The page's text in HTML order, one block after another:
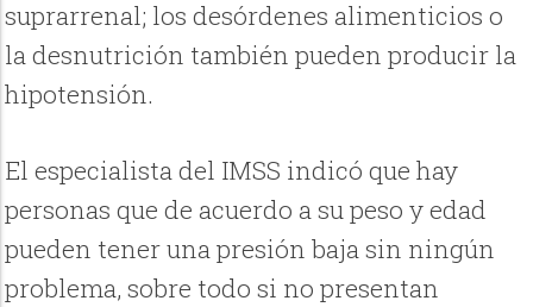
suprarrenal; los desórdenes alimenticios o
la desnutrición también pueden producir la
hipotensión.
El especialista del IMSS indicó que hay
personas que de acuerdo a su peso y edad
pueden tener una presión baja sin ningún
problema, sobre todo si no presentan